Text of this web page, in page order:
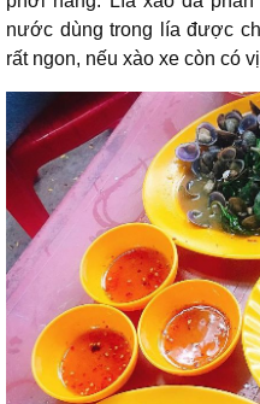
nước dùng trong lía được
rất ngon, nếu xào xe còn có